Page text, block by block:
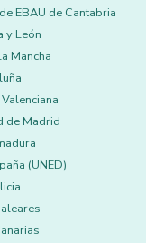
EBAU de Cantabria
y León
Mancha
de Madrid
(UNED)